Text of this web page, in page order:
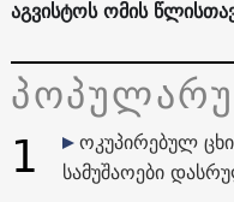
აგვისტოს ომის
1
ოკუპირებულ
სამუშაოები